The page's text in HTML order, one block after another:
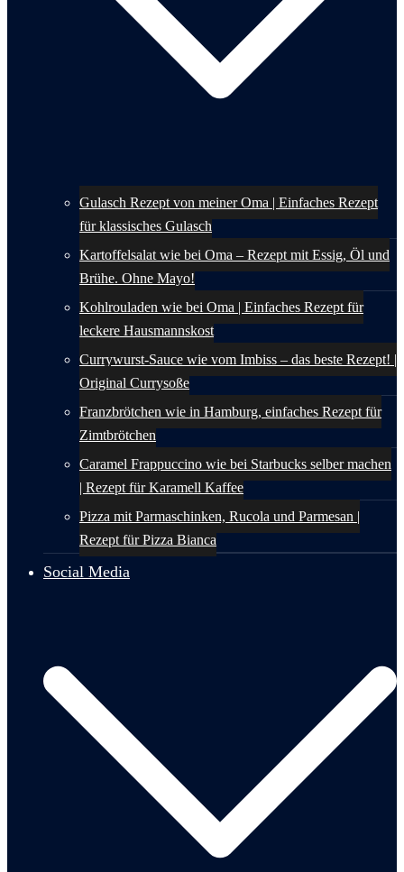
Gulasch Rezept von meiner Oma | Einfaches Rezept
für klassisches Gulasch
Kartoffelsalat wie bei Oma – Rezept mit Essig, Öl und
Brühe. Ohne Mayo!
Kohlrouladen wie bei Oma | Einfaches Rezept für
leckere Hausmannskost
Currywurst-Sauce wie vom Imbiss – das beste Rezept! |
Original Currysoße
Franzbrötchen wie in Hamburg, einfaches Rezept für
Zimtbrötchen
Caramel Frappuccino wie bei Starbucks selber machen
| Rezept für Karamell Kaffee
Pizza mit Parmaschinken, Rucola und Parmesan |
Rezept für Pizza Bianca
Social Media